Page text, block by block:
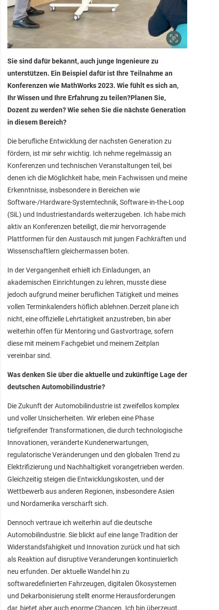
Sie sind dafür bekannt, auch junge Ingenieure zu
unterstützen. Ein Beispiel dafür ist Ihre Teilnahme an
Konferenzen wie MathWorks 2023. Wie fühlt es sich an,
Ihr Wissen und Ihre Erfahrung zu teilen?Planen Sie,
Dozent zu werden? Wie sehen Sie die nächste Generation
in diesem Bereich?
Die berufliche Entwicklung der nächsten Generation zu
fördern, ist mir sehr wichtig. Ich nehme regelmässig an
Konferenzen und technischen Veranstaltungen teil, bei
denen ich die Möglichkeit habe, mein Fachwissen und meine
Erkenntnisse, insbesondere in Bereichen wie
Software-/Hardware-Systemtechnik, Software-in-the-Loop
(SiL) und Industriestandards weiterzugeben. Ich habe mich
aktiv an Konferenzen beteiligt, die mir hervorragende
Plattformen für den Austausch mit jungen Fachkräften und
Wissenschaftlern gleichermassen boten.
In der Vergangenheit erhielt ich Einladungen, an
akademischen Einrichtungen zu lehren, musste diese
jedoch aufgrund meiner beruflichen Tätigkeit und meines
vollen Terminkalenders höflich ablehnen.Derzeit plane ich
nicht, eine offizielle Lehrtätigkeit anzustreben, bin aber
weiterhin offen für Mentoring und Gastvorträge, sofern
diese mit meinem Fachgebiet und meinem Zeitplan
vereinbar sind.
Was denken Sie über die aktuelle und zukünftige Lage der
deutschen Automobilindustrie?
Die Zukunft der Automobilindustrie ist zweifellos komplex
und voller Unsicherheiten. Wir erleben eine Phase
tiefgreifender Transformationen, die durch technologische
Innovationen, veränderte Kundenerwartungen,
regulatorische Veränderungen und den globalen Trend zu
Elektrifizierung und Nachhaltigkeit vorangetrieben werden.
Gleichzeitig steigen die Entwicklungskosten, und der
Wettbewerb aus anderen Regionen, insbesondere Asien
und Nordamerika verschärft sich.
Dennoch vertraue ich weiterhin auf die deutsche
Automobilindustrie. Sie blickt auf eine lange Tradition der
Widerstandsfähigkeit und Innovation zurück und hat sich
als Reaktion auf disruptive Veränderungen kontinuierlich
neu erfunden. Der aktuelle Wandel hin zu
softwaredefinierten Fahrzeugen, digitalen Ökosystemen
und Dekarbonisierung stellt enorme Herausforderungen
dar, bietet aber auch enorme Chancen. Ich bin überzeugt,